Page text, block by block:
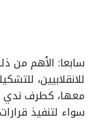
سابعا: الأهم من
للانقلابيين،
معها، كطرف ندي
سواء لتنفيذ